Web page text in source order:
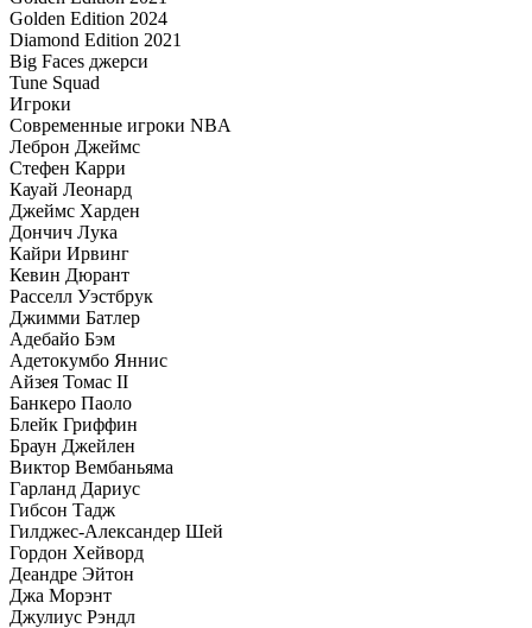
Golden Edition 2024
Diamond Edition 2021
Big Faces джерси
Tune Squad
Игроки
Современные игроки NBA
Леброн Джеймс
Стефен Карри
Кауай Леонард
Джеймс Харден
Дончич Лука
Кайри Ирвинг
Кевин Дюрант
Расселл Уэстбрук
Джимми Батлер
Адебайо Бэм
Адетокумбо Яннис
Айзея Томас II
Банкеро Паоло
Блейк Гриффин
Браун Джейлен
Виктор Вембаньяма
Гарланд Дариус
Гибсон Тадж
Гилджес-Александер Шей
Гордон Хейворд
Деандре Эйтон
Джа Морэнт
Джулиус Рэндл